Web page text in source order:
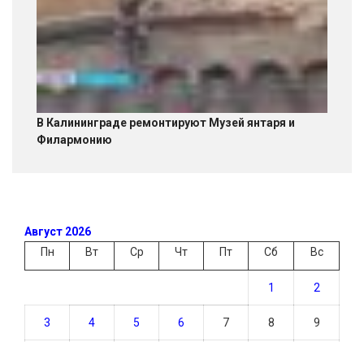
В Калининграде ремонтируют Музей янтаря и
Филармонию
Август 2026
Пн
Вт Ср Чт Пт Сб Вс
1 2
3 4 5 6 7 8 9